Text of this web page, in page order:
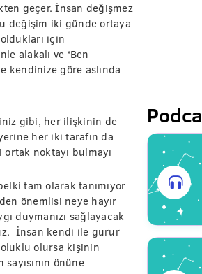
geçer. İnsan değişmez
değişim iki günde ortaya
için
alakalı ve ‘Ben
kendinize göre aslında
gibi, her ilişkinin de
her iki tarafın da
noktayı bulmayı
tam olarak tanımıyor
önemlisi neye hayır
duymanızı sağlayacak
İnsan kendi ile gurur
olursa kişinin
önüne